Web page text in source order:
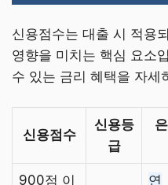
신용점수는 대출 시 적용
영향을 미치는 핵심 요소
수 있는 금리 혜택을 자세
신용점수
신용등
급
900점 이 연